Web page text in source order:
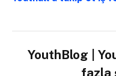
YouthBlog |
fazla